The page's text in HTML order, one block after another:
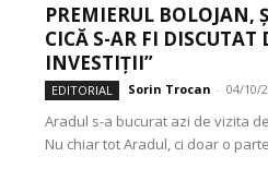
PREMIERUL BOLOJAN,
CICĂ S-AR FI DISCUTAT
INVESTIȚII”
EDITORIAL Sorin Trocan - 04/10/
Aradul s-a bucurat azi de vizita
Nu chiar tot Aradul, ci doar o